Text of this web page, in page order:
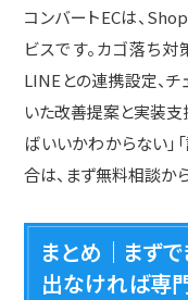
コンバートECは、
ビスです。カゴ落ち対
LINEとの連携設定、チ
いた改善提案と実装支
ばいいかわからない」
合は、まず無料相談か
まとめ｜まず
出なければ専